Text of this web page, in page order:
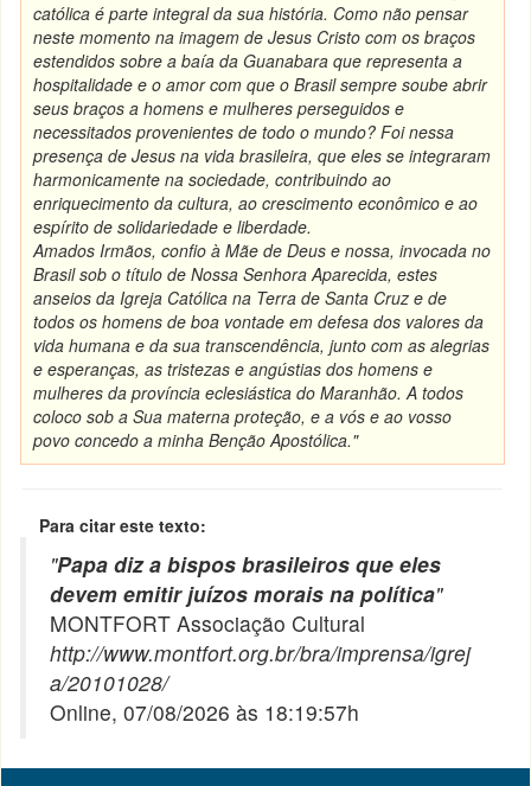
católica é parte integral da sua história. Como não pensar
neste momento na imagem de Jesus Cristo com os braços
estendidos sobre a baía da Guanabara que representa a
hospitalidade e o amor com que o Brasil sempre soube abrir
seus braços a homens e mulheres perseguidos e
necessitados provenientes de todo o mundo? Foi nessa
presença de Jesus na vida brasileira, que eles se integraram
harmonicamente na sociedade, contribuindo ao
enriquecimento da cultura, ao crescimento econômico e ao
espírito de solidariedade e liberdade.
Amados Irmãos, confio à Mãe de Deus e nossa, invocada no
Brasil sob o título de Nossa Senhora Aparecida, estes
anseios da Igreja Católica na Terra de Santa Cruz e de
todos os homens de boa vontade em defesa dos valores da
vida humana e da sua transcendência, junto com as alegrias
e esperanças, as tristezas e angústias dos homens e
mulheres da província eclesiástica do Maranhão. A todos
coloco sob a Sua materna proteção, e a vós e ao vosso
povo concedo a minha Benção Apostólica."
Para citar este texto:
"Papa diz a bispos brasileiros que eles
devem emitir juízos morais na política"
MONTFORT Associação Cultural
http://www.montfort.org.br/bra/imprensa/igrej
a/20101028/
Online, 07/08/2026 às 18:19:57h